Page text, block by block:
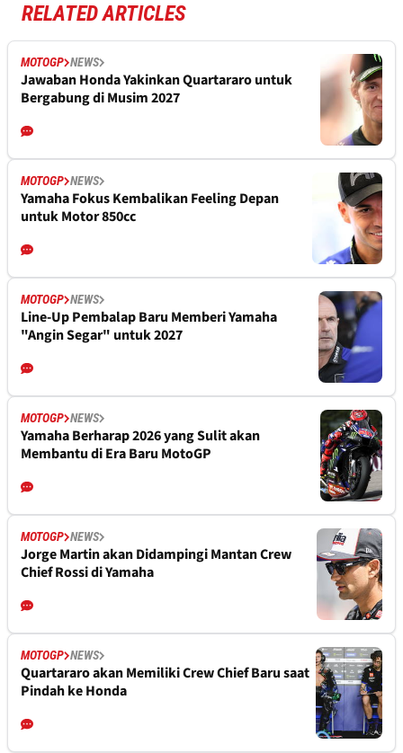
RELATED ARTICLES
MOTOGP NEWS
Jawaban Honda Yakinkan Quartararo untuk
Bergabung di Musim 2027
MOTOGP NEWS
Yamaha Fokus Kembalikan Feeling Depan
untuk Motor 850cc
MOTOGP NEWS
Line-Up Pembalap Baru Memberi Yamaha
"Angin Segar" untuk 2027
MOTOGP NEWS
Yamaha Berharap 2026 yang Sulit akan
Membantu di Era Baru MotoGP
MOTOGP NEWS
Jorge Martin akan Didampingi Mantan Crew
Chief Rossi di Yamaha
MOTOGP NEWS
Quartararo akan Memiliki Crew Chief Baru saat
Pindah ke Honda